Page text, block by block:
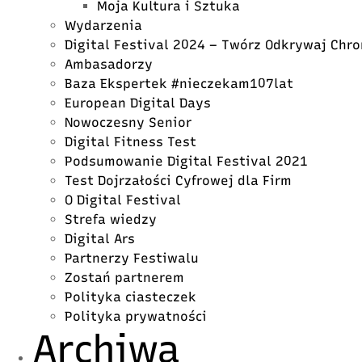
Moja Kultura i Sztuka
Wydarzenia
Digital Festival 2024 – Twórz Odkrywaj
Ambasadorzy
Baza Ekspertek #nieczekam107lat
European Digital Days
Nowoczesny Senior
Digital Fitness Test
Podsumowanie Digital Festival 2021
Test Dojrzałości Cyfrowej dla Firm
O Digital Festival
Strefa wiedzy
Digital Ars
Partnerzy Festiwalu
Zostań partnerem
Polityka ciasteczek
Polityka prywatności
Archiwa